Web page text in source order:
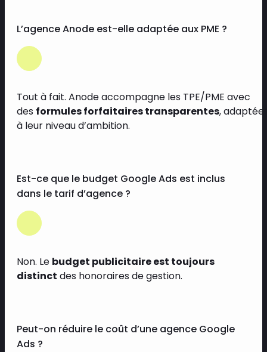
L’agence Anode est-elle adaptée aux PME ?
Tout à fait. Anode accompagne les TPE/PME avec
des formules forfaitaires transparentes,
à leur niveau d’ambition.
Est-ce que le budget Google Ads est inclus
dans le tarif d’agence ?
Non. Le budget publicitaire est toujours
distinct des honoraires de gestion.
Peut-on réduire le coût d’une agence Google
Ads ?